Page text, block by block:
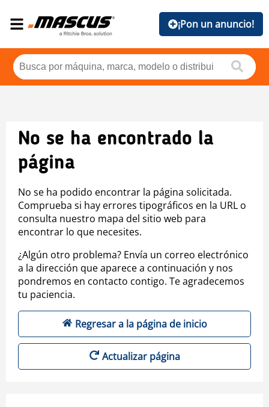
¡Pon un anuncio!
No se ha encontrado la
página
No se ha podido encontrar la página solicitada.
Comprueba si hay errores tipográficos en la URL o
consulta nuestro mapa del sitio web para
encontrar lo que necesites.
¿Algún otro problema? Envía un correo electrónico
a la dirección que aparece a continuación y nos
pondremos en contacto contigo. Te agradecemos
tu paciencia.
Regresar a la página de inicio
Actualizar página